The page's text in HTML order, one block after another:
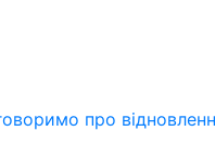
про